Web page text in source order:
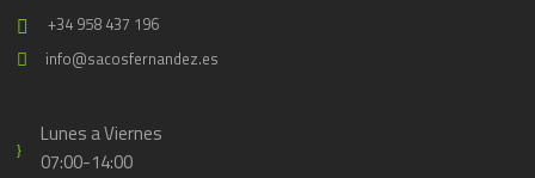
+34 958 437 196
info@sacosfernandez.es
Lunes a Viernes
07:00-14:00